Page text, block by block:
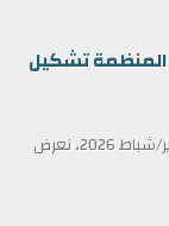
المنظمة تشكيل
في عناوين الصحف ليوم الأربعاء الثامن عشر من فبراير/شباط 2026، نعرض